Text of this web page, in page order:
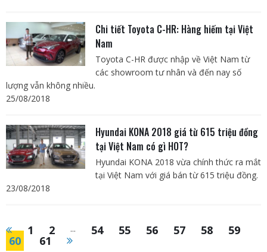
Chi tiết Toyota C-HR: Hàng hiếm tại Việt
Nam
Toyota C-HR được nhập về Việt Nam từ
các showroom tư nhân và đến nay số
lượng vẫn không nhiều.
25/08/2018
Hyundai KONA 2018 giá từ 615 triệu đồng
tại Việt Nam có gì HOT?
Hyundai KONA 2018 vừa chính thức ra mắt
tại Việt Nam với giá bán từ 615 triệu đồng.
23/08/2018
1 2 ... 54 55 56 57 58 59
60 61